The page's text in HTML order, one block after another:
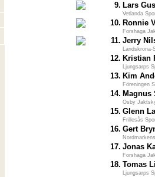
9. Lars
Vetlanda
10. Ronnie
Forshaga
11. Jerry
12. Kristian
Ljungsarps
13. Kim
Föreningen
14. Magnus
Osby
15. Glenn
Frillesås
16. Gert
17. Jonas
Forshaga
18. Tomas
Ljungsarps